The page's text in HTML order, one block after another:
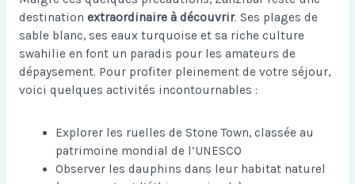
destination extraordinaire à découvrir. Ses plages de
sable blanc, ses eaux turquoise et sa riche culture
swahilie en font un paradis pour les amateurs de
dépaysement. Pour profiter pleinement de votre séjour,
voici quelques activités incontournables :
Explorer les ruelles de Stone Town, classée au
patrimoine mondial de l’UNESCO
Observer les dauphins dans leur habitat naturel